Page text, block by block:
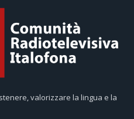
valorizzare la lingua e la